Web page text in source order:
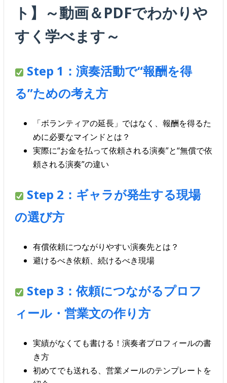
ト】～動画＆PDFでわかりや
すく学べます～
Step 1：演奏活動で“報酬を得
る”ための考え方
「ボランティアの延長」ではなく、報酬を得るた
めに必要なマインドとは？
実際に“お金を払って依頼される演奏”と“無償で依
頼される演奏”の違い
Step 2：ギャラが発生する現場
の選び方
有償依頼につながりやすい演奏先とは？
避けるべき依頼、続けるべき現場
Step 3：依頼につながるプロフ
ィール・営業文の作り方
実績がなくても書ける！演奏者プロフィールの書
き方
初めてでも送れる、営業メールのテンプレートを